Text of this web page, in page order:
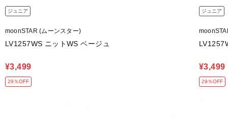
ジュニア
moonSTAR (ムーンスター)
LV1257WS ニットWS ベージュ
¥3,499
29％OFF
ジュニア
¥3,499
29％OFF